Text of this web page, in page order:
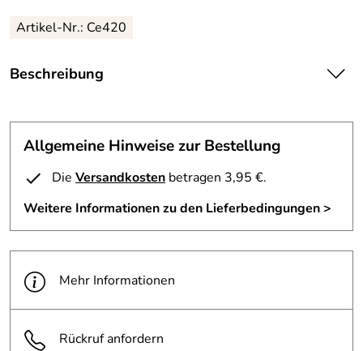
Artikel-Nr.: Ce420
Beschreibung
flottes Damen-T-Shirt ,1/2 Arm
Material:96 % Viscose, 4 %Elasthan, wer das T-Shirt eher
etwas legerer trägt, bitte dann eine Nummer größer
wählen.
Farbe: gestreift - siehe Bild
Allgemeine Hinweise zur Bestellung
Die Versandkosten betragen 3,95 €.
Weitere Informationen zu den Lieferbedingungen >
Mehr Informationen
Rückruf anfordern